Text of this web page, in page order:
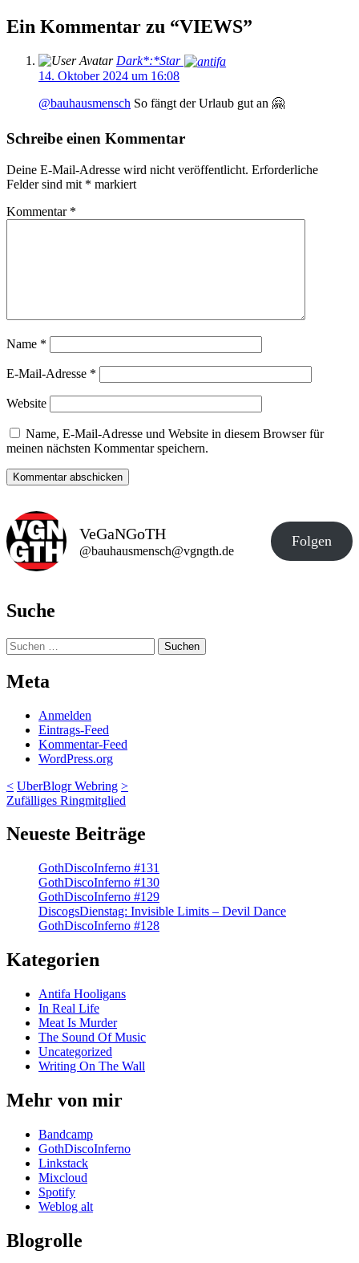
Ein Kommentar zu “VIEWS”
Dark*:*Star
14. Oktober 2024 um 16:08
@bauhausmensch So fängt der Urlaub gut an 🤗
Schreibe einen Kommentar
Deine E-Mail-Adresse wird nicht veröffentlicht. Erforderliche
Felder sind mit * markiert
Kommentar *
Name *
E-Mail-Adresse *
Website
Name, E-Mail-Adresse und Website in diesem Browser für
meinen nächsten Kommentar speichern.
VeGaNGoTH
@bauhausmensch@vgngth.de
Folgen
Suche
Suchen
nach:
Meta
Anmelden
Eintrags-Feed
Kommentar-Feed
WordPress.org
< UberBlogr Webring >
Zufälliges Ringmitglied
Neueste Beiträge
GothDiscoInferno #131
GothDiscoInferno #130
GothDiscoInferno #129
DiscogsDienstag: Invisible Limits – Devil Dance
GothDiscoInferno #128
Kategorien
Antifa Hooligans
In Real Life
Meat Is Murder
The Sound Of Music
Uncategorized
Writing On The Wall
Mehr von mir
Bandcamp
GothDiscoInferno
Linkstack
Mixcloud
Spotify
Weblog alt
Blogrolle